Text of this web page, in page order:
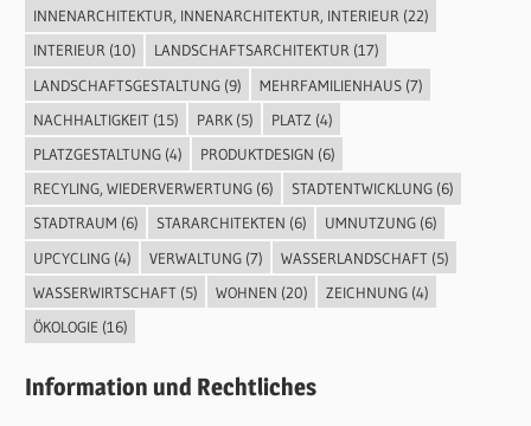
INNENARCHITEKTUR, INNENARCHITEKTUR, INTERIEUR(22)
INTERIEUR(10) LANDSCHAFTSARCHITEKTUR(17)
LANDSCHAFTSGESTALTUNG(9) MEHRFAMILIENHAUS(7)
NACHHALTIGKEIT(15) PARK(5) PLATZ (4)
PLATZGESTALTUNG(4) PRODUKTDESIGN (6)
RECYLING, WIEDERVERWERTUNG(6) STADTENTWICKLUNG(6)
STADTRAUM (6) STARARCHITEKTEN (6) UMNUTZUNG(6)
UPCYCLING(4) VERWALTUNG(7) WASSERLANDSCHAFT(5)
WASSERWIRTSCHAFT(5) WOHNEN (20) ZEICHNUNG(4)
ÖKOLOGIE (16)
Information und Rechtliches